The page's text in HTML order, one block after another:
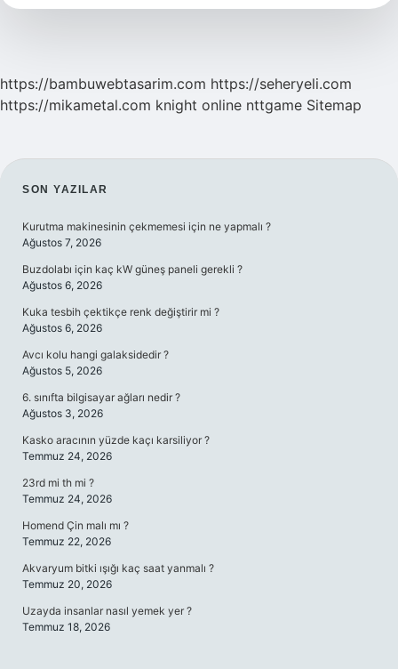
Demek
https://bambuwebtasarim.com https://seheryeli.com
https://mikametal.com knight online nttgame Sitemap
SIDEBAR
SON YAZILAR
Kurutma makinesinin çekmemesi için ne yapmalı ?
Ağustos 7, 2026
Buzdolabı için kaç kW güneş paneli gerekli ?
Ağustos 6, 2026
Kuka tesbih çektikçe renk değiştirir mi ?
Ağustos 6, 2026
Avcı kolu hangi galaksidedir ?
Ağustos 5, 2026
6. sınıfta bilgisayar ağları nedir ?
Ağustos 3, 2026
Kasko aracının yüzde kaçı karsiliyor ?
Temmuz 24, 2026
23rd mi th mi ?
Temmuz 24, 2026
Homend Çin malı mı ?
Temmuz 22, 2026
Akvaryum bitki ışığı kaç saat yanmalı ?
Temmuz 20, 2026
Uzayda insanlar nasıl yemek yer ?
Temmuz 18, 2026